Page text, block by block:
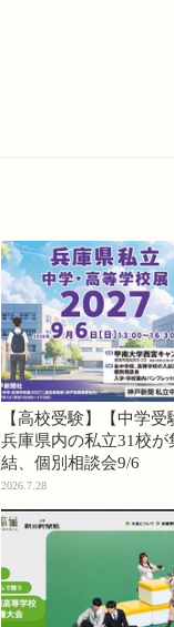
【高校受験】【中学受
兵庫県内の私立31校が
結、個別相談会9/6
2026.7.28